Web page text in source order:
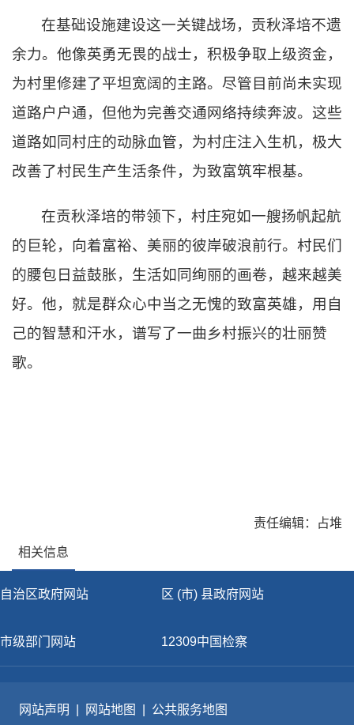
在基础设施建设这一关键战场，贡秋泽培不遗
余力。他像英勇无畏的战士，积极争取上级资金，
为村里修建了平坦宽阔的主路。尽管目前尚未实现
道路户户通，但他为完善交通网络持续奔波。这些
道路如同村庄的动脉血管，为村庄注入生机，极大
改善了村民生产生活条件，为致富筑牢根基。
在贡秋泽培的带领下，村庄宛如一艘扬帆起航
的巨轮，向着富裕、美丽的彼岸破浪前行。村民们
的腰包日益鼓胀，生活如同绚丽的画卷，越来越美
好。他，就是群众心中当之无愧的致富英雄，用自
己的智慧和汗水，谱写了一曲乡村振兴的壮丽赞
歌。
责任编辑：占堆
相关信息
自治区政府网站 区 (市) 县政府网站
市级部门网站 12309中国检察
网站声明 网站地图 公共服务地图